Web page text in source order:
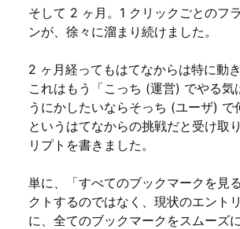
そして 2 ヶ月。1 クリックごとのフ
ンが、徐々に溜まり続けました。
2 ヶ月経ってもはてなからは特に動き
これはもう「こっち (運営) でやる気
うにかしたいならそっち (ユーザ) で
というはてなからの挑戦だと受け取
リプトを書きました。
単に、「すべてのブックマークを見
クトするのではなく、現状のエント
に、全てのブックマークをスムーズ